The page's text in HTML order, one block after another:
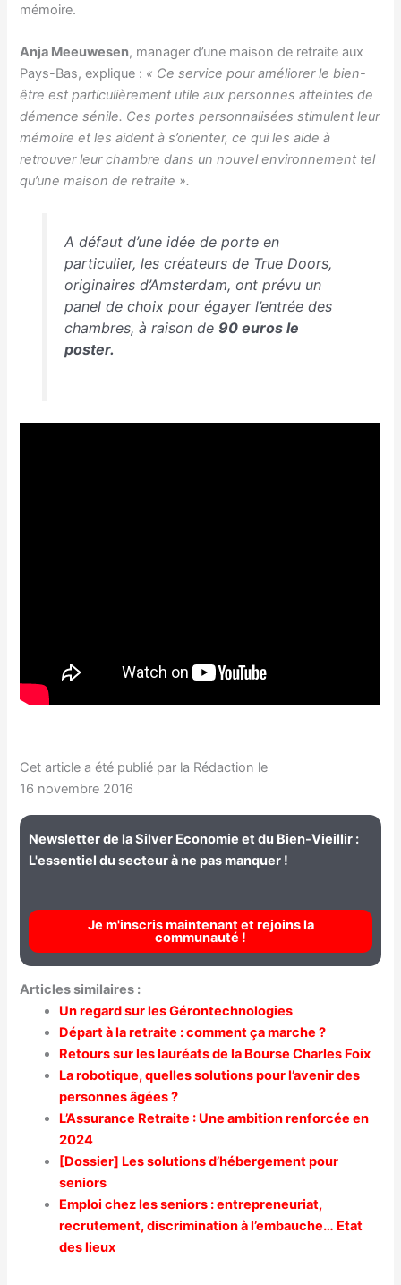
mémoire.
Anja Meeuwesen, manager d’une maison de retraite aux
Pays-Bas, explique : « Ce service pour améliorer le bien-
être est particulièrement utile aux personnes atteintes de
démence sénile. Ces portes personnalisées stimulent leur
mémoire et les aident à s’orienter, ce qui les aide à
retrouver leur chambre dans un nouvel environnement tel
qu’une maison de retraite ».
A défaut d’une idée de porte en
particulier, les créateurs de True Doors,
originaires d’Amsterdam, ont prévu un
panel de choix pour égayer l’entrée des
chambres, à raison de 90 euros le
poster.
Cet article a été publié par la Rédaction le
16 novembre 2016
Newsletter de la Silver Economie et du Bien-Vieillir :
L'essentiel du secteur à ne pas manquer !
Je m'inscris maintenant et rejoins la
communauté !
Articles similaires :
Un regard sur les Gérontechnologies
Départ à la retraite : comment ça marche ?
Retours sur les lauréats de la Bourse Charles Foix
La robotique, quelles solutions pour l’avenir des
personnes âgées ?
L’Assurance Retraite : Une ambition renforcée en
2024
[Dossier] Les solutions d’hébergement pour
seniors
Emploi chez les seniors : entrepreneuriat,
recrutement, discrimination à l’embauche… Etat
des lieux